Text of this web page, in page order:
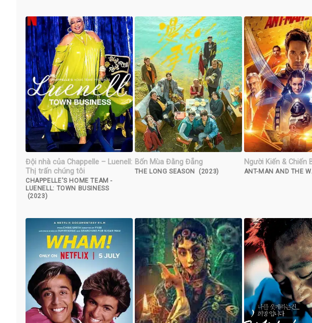
Đội nhà của Chappelle – Luenell:
Thị trấn chúng tôi
CHAPPELLE'S HOME TEAM -
LUENELL: TOWN BUSINESS
(2023)
Bốn Mùa Đằng Đẵng
THE LONG SEASON (2023)
Người Kiến & Chiến
ANT-MAN AND THE